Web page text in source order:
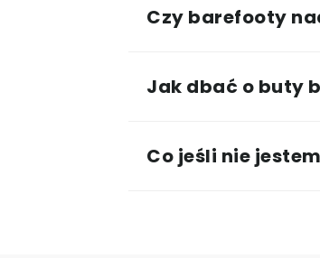
Czy barefooty
Jak dbać o buty
Co jeśli nie